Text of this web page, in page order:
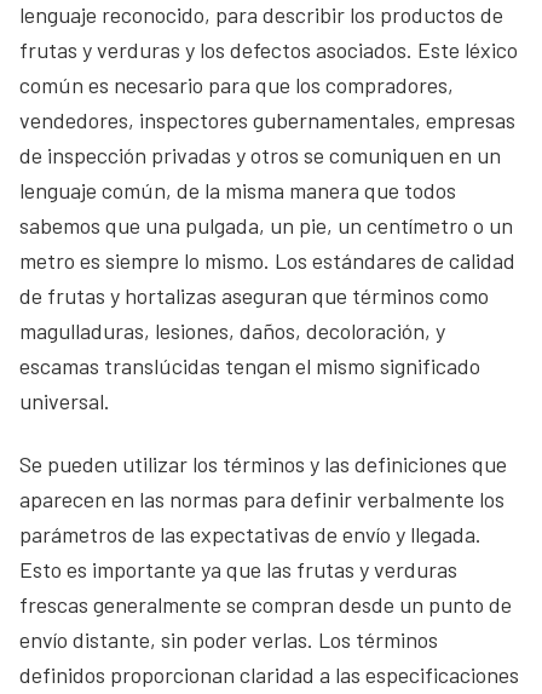
lenguaje reconocido, para describir los productos de
frutas y verduras y los defectos asociados. Este léxico
común es necesario para que los compradores,
vendedores, inspectores gubernamentales, empresas
de inspección privadas y otros se comuniquen en un
lenguaje común, de la misma manera que todos
sabemos que una pulgada, un pie, un centímetro o un
metro es siempre lo mismo. Los estándares de calidad
de frutas y hortalizas aseguran que términos como
magulladuras, lesiones, daños, decoloración, y
escamas translúcidas tengan el mismo significado
universal.
Se pueden utilizar los términos y las definiciones que
aparecen en las normas para definir verbalmente los
parámetros de las expectativas de envío y llegada.
Esto es importante ya que las frutas y verduras
frescas generalmente se compran desde un punto de
envío distante, sin poder verlas. Los términos
definidos proporcionan claridad a las especificaciones